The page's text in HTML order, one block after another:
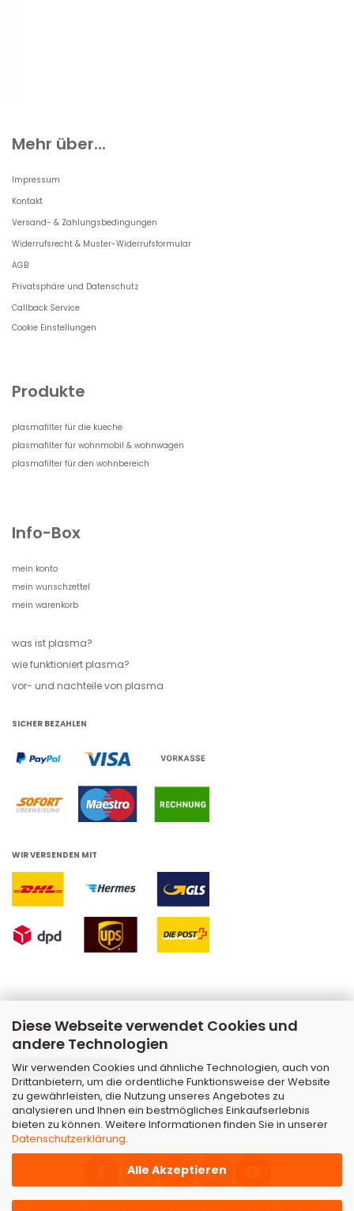
Diese Webseite verwendet Cookies und
andere Technologien
Wir verwenden Cookies und ähnliche Technologien, auch von
Drittanbietern, um die ordentliche Funktionsweise der Website
zu gewährleisten, die Nutzung unseres Angebotes zu
analysieren und Ihnen ein bestmögliches Einkaufserlebnis
bieten zu können. Weitere Informationen finden Sie in unserer
Datenschutzerklärung.
Alle Akzeptieren
Mehr über...
Impressum
Kontakt
Versand- & Zahlungsbedingungen
Widerrufsrecht & Muster-Widerrufsformular
AGB
Privatsphäre und Datenschutz
Callback Service
Cookie Einstellungen
Produkte
plasmafilter für die kueche
plasmafilter für wohnmobil & wohnwagen
plasmafilter für den wohnbereich
Info-Box
mein konto
mein wunschzettel
mein warenkorb
was ist plasma?
wie funktioniert plasma?
vor- und nachteile von plasma
SICHER BEZAHLEN
WIR VERSENDEN MIT
Widerrufsrecht
Vertrag widerrufen
Widerrufsbelehrung